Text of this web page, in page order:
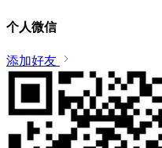
个人微信
添加好友